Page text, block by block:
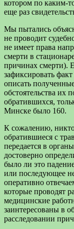
котором по каким-
еще раз
Мы пытались
не проводит
не имеет права
смерти в
причинах смерти).
зафиксировать
описать
обстоятельства их
обратившихся,
Минске было 160.
К сожалению,
обратившиеся с
передается в
достоверно
было ли это
или последующее
оперативно
которые проводят
медицинские
заинтересованы в
расследовании